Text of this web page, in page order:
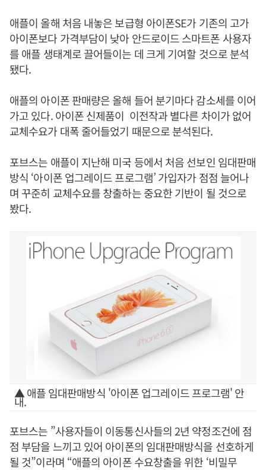
애플이 올해 처음 내놓은 보급형 아이폰SE가 기존의 고가
아이폰보다 가격부담이 낮아 안드로이드 스마트폰 사용자
를 애플 생태계로 끌어들이는 데 크게 기여할 것으로 분석
됐다.
애플의 아이폰 판매량은 올해 들어 분기마다 감소세를 이어
가고 있다. 아이폰 신제품이 이전작과 별다른 차이가 없어
교체수요가 대폭 줄어들었기 때문으로 분석된다.
포브스는 애플이 지난해 미국 등에서 처음 선보인 임대판매
방식 ‘아이폰 업그레이드 프로그램’ 가입자가 점점 늘어나
며 꾸준히 교체수요를 창출하는 중요한 기반이 될 것으로
봤다.
▲ 애플 임대판매방식 '아이폰 업그레이드 프로그램' 안
내.
포브스는 ”사용자들이 이동통신사들의 2년 약정조건에 점
점 부담을 느끼고 있어 아이폰의 임대판매방식을 선호하게
될 것”이라며 “애플의 아이폰 수요창출을 위한 ‘비밀무